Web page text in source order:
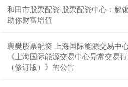
和田市股票配资 股票配资中心：解
助你财富增值
襄樊股票配资 上海国际能源交易中
《上海国际能源交易中心异常交易
（修订版）》的公告